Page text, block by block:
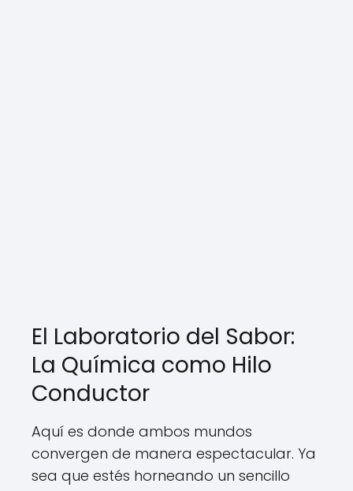
El Laboratorio del Sabor:
La Química como Hilo
Conductor
Aquí es donde ambos mundos
convergen de manera espectacular. Ya
sea que estés horneando un sencillo